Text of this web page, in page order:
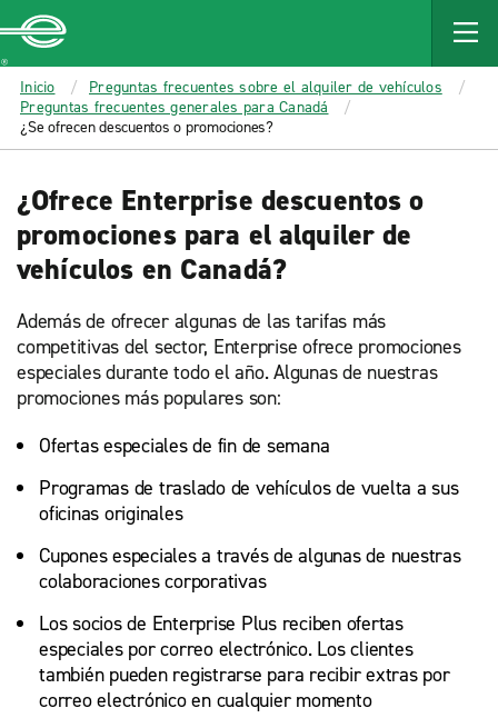
MAIN
CONTENT
Enterprise
Inicio
Preguntas frecuentes sobre el alquiler de vehículos
Preguntas frecuentes generales para Canadá
¿Se ofrecen descuentos o promociones?
¿Ofrece Enterprise descuentos o
promociones para el alquiler de
vehículos en Canadá?
Además de ofrecer algunas de las tarifas más
competitivas del sector, Enterprise ofrece promociones
especiales durante todo el año. Algunas de nuestras
promociones más populares son:
Ofertas especiales de fin de semana
Programas de traslado de vehículos de vuelta a sus
oficinas originales
Cupones especiales a través de algunas de nuestras
colaboraciones corporativas
Los socios de Enterprise Plus reciben ofertas
especiales por correo electrónico. Los clientes
también pueden registrarse para recibir extras por
correo electrónico en cualquier momento